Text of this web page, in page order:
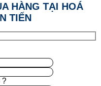
HÀNG TẠI HOÁ
TIẾN
?